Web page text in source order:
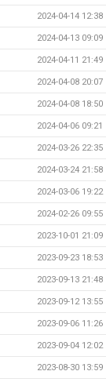
2024-04-14 12:38
2024-04-13 09:09
2024-04-11 21:49
2024-04-08 20:07
2024-04-08 18:50
2024-04-06 09:21
2024-03-26 22:35
2024-03-24 21:58
2024-03-06 19:22
2024-02-26 09:55
2023-10-01 21:09
2023-09-23 18:53
2023-09-13 21:48
2023-09-12 13:55
2023-09-06 11:26
2023-09-04 12:02
2023-08-30 13:59